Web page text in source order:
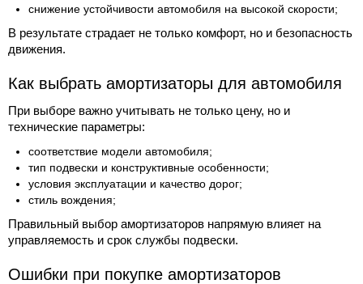
снижение устойчивости автомобиля на высокой скорости;
В результате страдает не только комфорт, но и безопасность
движения.
Как выбрать амортизаторы для автомобиля
При выборе важно учитывать не только цену, но и
технические параметры:
соответствие модели автомобиля;
тип подвески и конструктивные особенности;
условия эксплуатации и качество дорог;
стиль вождения;
Правильный выбор амортизаторов напрямую влияет на
управляемость и срок службы подвески.
Ошибки при покупке амортизаторов